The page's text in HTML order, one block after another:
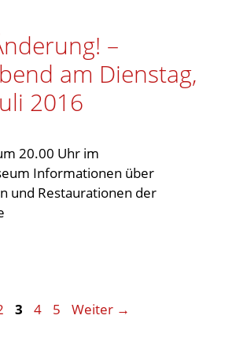
–
am Dienstag,
2016
20.00 Uhr im
Informationen über
und Restaurationen der
Seite
3 Seite
4 Seite
5 Weiter →